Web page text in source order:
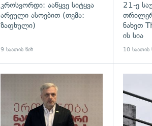
კროსვორდი: ააწყვე სიტყვა
არეული ასოებით (თემა:
ზაფხული)
9 საათის წინ
21-ე
ნახეთ
ის სია
10 საათის